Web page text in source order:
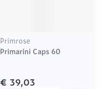
Primrose
Primarini Caps 60
€ 39,03